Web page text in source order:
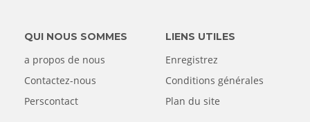
QUI NOUS SOMMES
a propos de nous
Contactez-nous
Perscontact
LIENS UTILES
Enregistrez
Conditions générales
Plan du site